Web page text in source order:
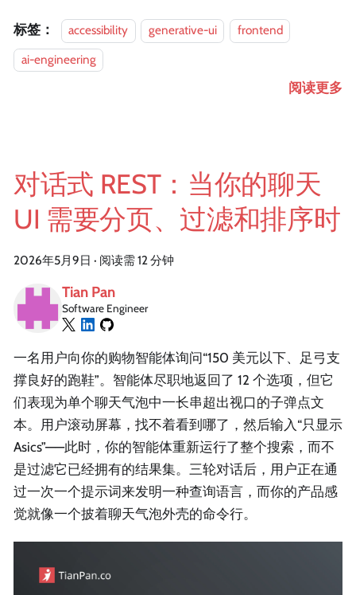
标签： accessibility generative-ui
frontend
ai-engineering
阅读更多
对话式 REST：当你的聊天
UI 需要分页、过滤和排序时
2026年5月9日 · 阅读需 12 分钟
Tian Pan
Software Engineer
一名用户向你的购物智能体询问“150 美元以下、足弓支
撑良好的跑鞋”。智能体尽职地返回了 12 个选项，但它
们表现为单个聊天气泡中一长串超出视口的子弹点文
本。用户滚动屏幕，找不着看到哪了，然后输入“只显示
Asics”——此时，你的智能体重新运行了整个搜索，而不
是过滤它已经拥有的结果集。三轮对话后，用户正在通
过一次一个提示词来发明一种查询语言，而你的产品感
觉就像一个披着聊天气泡外壳的命令行。